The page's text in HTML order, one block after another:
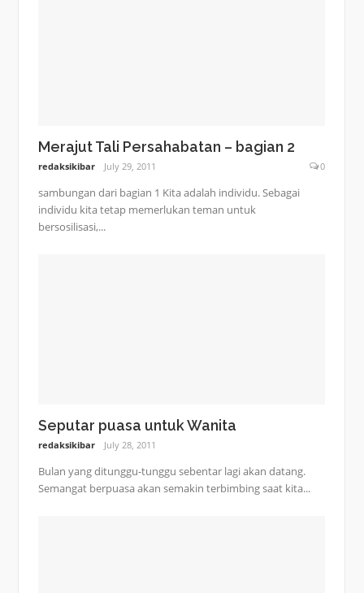
Merajut Tali Persahabatan – bagian 2
redaksikibar July 29, 2011 0
sambungan dari bagian 1 Kita adalah individu. Sebagai
individu kita tetap memerlukan teman untuk
bersosilisasi,...
Seputar puasa untuk Wanita
redaksikibar July 28, 2011
Bulan yang ditunggu-tunggu sebentar lagi akan datang.
Semangat berpuasa akan semakin terbimbing saat kita...